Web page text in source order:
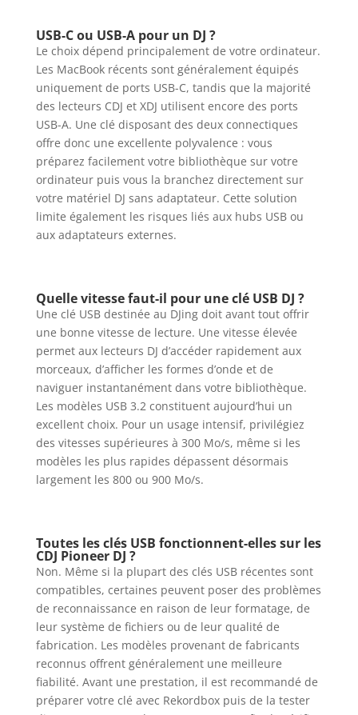
USB-C ou USB-A pour un DJ ?
Le choix dépend principalement de votre ordinateur.
Les MacBook récents sont généralement équipés
uniquement de ports USB-C, tandis que la majorité
des lecteurs CDJ et XDJ utilisent encore des ports
USB-A. Une clé disposant des deux connectiques
offre donc une excellente polyvalence : vous
préparez facilement votre bibliothèque sur votre
ordinateur puis vous la branchez directement sur
votre matériel DJ sans adaptateur. Cette solution
limite également les risques liés aux hubs USB ou
aux adaptateurs externes.
Quelle vitesse faut-il pour une clé USB DJ ?
Une clé USB destinée au DJing doit avant tout offrir
une bonne vitesse de lecture. Une vitesse élevée
permet aux lecteurs DJ d’accéder rapidement aux
morceaux, d’afficher les formes d’onde et de
naviguer instantanément dans votre bibliothèque.
Les modèles USB 3.2 constituent aujourd’hui un
excellent choix. Pour un usage intensif, privilégiez
des vitesses supérieures à 300 Mo/s, même si les
modèles les plus rapides dépassent désormais
largement les 800 ou 900 Mo/s.
Toutes les clés USB fonctionnent-elles sur les
CDJ Pioneer DJ ?
Non. Même si la plupart des clés USB récentes sont
compatibles, certaines peuvent poser des problèmes
de reconnaissance en raison de leur formatage, de
leur système de fichiers ou de leur qualité de
fabrication. Les modèles provenant de fabricants
reconnus offrent généralement une meilleure
fiabilité. Avant une prestation, il est recommandé de
préparer votre clé avec Rekordbox puis de la tester